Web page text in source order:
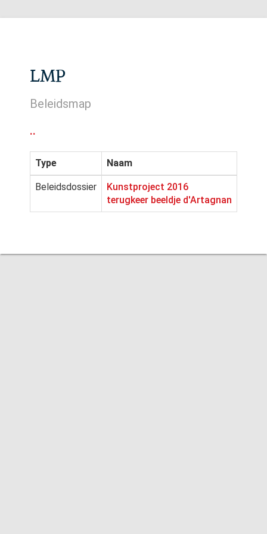
LMP
Beleidsmap
..
Type Naam
Beleidsdossier
Kunstproject 2016
terugkeer beeldje d'Artagnan